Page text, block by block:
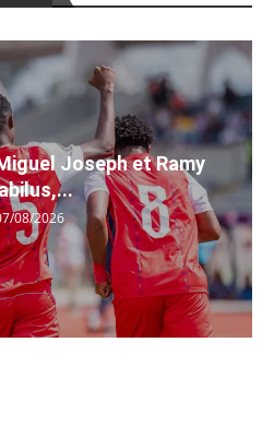
Joseph et Ramy
08/2026